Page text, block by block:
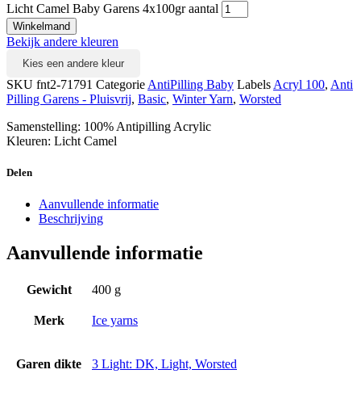
Licht Camel Baby Garens 4x100gr aantal
Winkelmand
Bekijk andere kleuren
Kies een andere kleur
SKU fnt2-71791 Categorie AntiPilling Baby Labels Acryl 100, Anti
Pilling Garens - Pluisvrij, Basic, Winter Yarn, Worsted
Samenstelling: 100% Antipilling Acrylic
Kleuren: Licht Camel
Delen
Aanvullende informatie
Beschrijving
Aanvullende informatie
Gewicht 400 g
Merk Ice yarns
Garen dikte 3 Light: DK, Light, Worsted